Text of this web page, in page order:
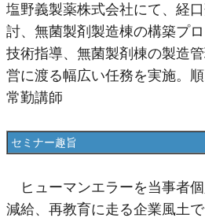
塩野義製薬株式会社にて、経
討、無菌製剤製造棟の構築プ
技術指導、無菌製剤棟の製造
営に渡る幅広い任務を実施。
常勤講師
セミナー趣旨
ヒューマンエラーを当事者
減給、再教育に走る企業風土